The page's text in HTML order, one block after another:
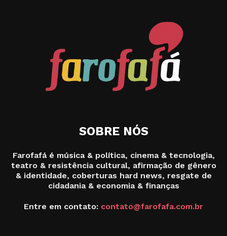
SOBRE NÓS
Farofafá é música & política, cinema & tecnologia,
teatro & resistência cultural, afirmação de gênero
& identidade, coberturas hard news, resgate de
cidadania & economia & finanças
Entre em contato: contato@farofafa.com.br